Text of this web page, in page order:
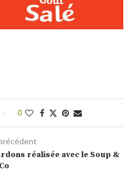
0
réalisée avec le Soup &
Co